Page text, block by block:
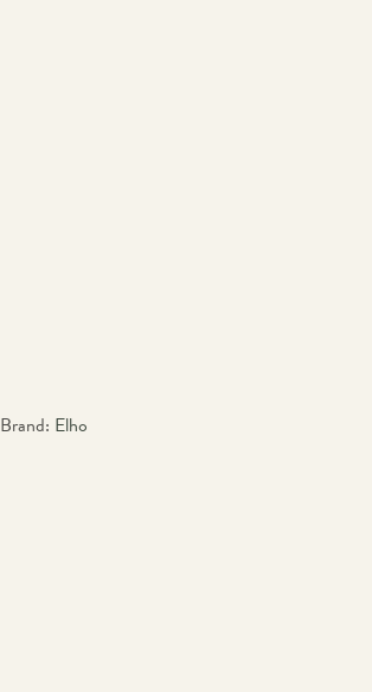
Brand: Elho